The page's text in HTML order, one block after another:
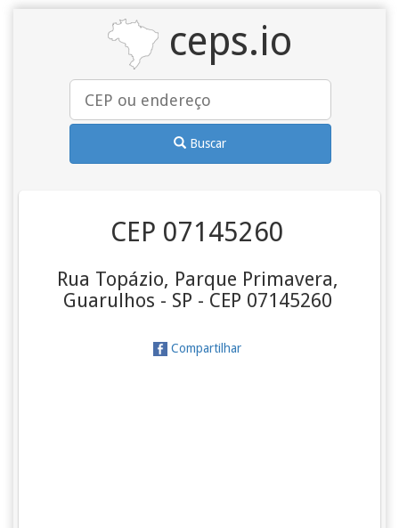
ceps.io
Buscar
CEP 07145260
Rua Topázio, Parque Primavera,
Guarulhos - SP - CEP 07145260
Compartilhar